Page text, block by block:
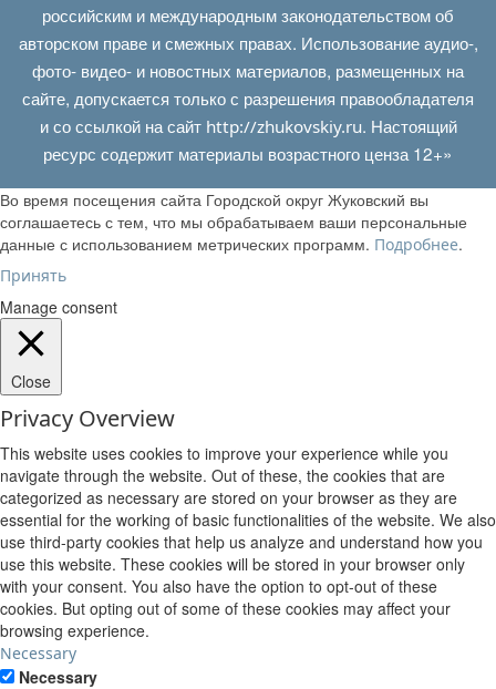
российским и международным законодательством об
авторском праве и смежных правах. Использование аудио-,
фото- видео- и новостных материалов, размещенных на
сайте, допускается только с разрешения правообладателя
и со ссылкой на сайт http://zhukovskiy.ru. Настоящий
ресурс содержит материалы возрастного ценза 12+»
Во время посещения сайта Городской округ Жуковский вы
соглашаетесь с тем, что мы обрабатываем ваши персональные
данные с использованием метрических программ. Подробнее.
Принять
Manage consent
Close
Privacy Overview
This website uses cookies to improve your experience while you
navigate through the website. Out of these, the cookies that are
categorized as necessary are stored on your browser as they are
essential for the working of basic functionalities of the website. We also
use third-party cookies that help us analyze and understand how you
use this website. These cookies will be stored in your browser only
with your consent. You also have the option to opt-out of these
cookies. But opting out of some of these cookies may affect your
browsing experience.
Necessary
Necessary